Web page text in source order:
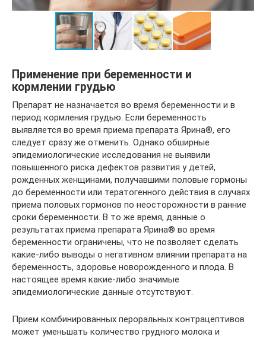
Применение при беременности и
кормлении грудью
Препарат не назначается во время беременности и в
период кормления грудью. Если беременность
выявляется во время приема препарата Ярина®, его
следует сразу же отменить. Однако обширные
эпидемиологические исследования не выявили
повышенного риска дефектов развития у детей,
рожденных женщинами, получавшими половые гормоны
до беременности или тератогенного действия в случаях
приема половых гормонов по неосторожности в ранние
сроки беременности. В то же время, данные о
результатах приема препарата Ярина® во время
беременности ограничены, что не позволяет сделать
какие-либо выводы о негативном влиянии препарата на
беременность, здоровье новорожденного и плода. В
настоящее время какие-либо значимые
эпидемиологические данные отсутствуют.
Прием комбинированных пероральных контрацептивов
может уменьшать количество грудного молока и